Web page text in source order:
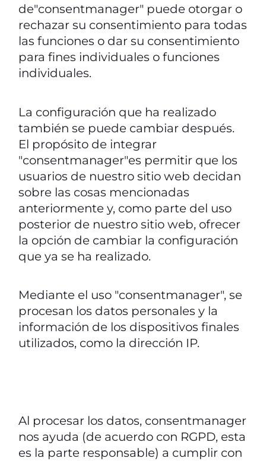
de"consentmanager" puede otorgar o
rechazar su consentimiento para todas
las funciones o dar su consentimiento
para fines individuales o funciones
individuales.
La configuración que ha realizado
también se puede cambiar después.
El propósito de integrar
"consentmanager"es permitir que los
usuarios de nuestro sitio web decidan
sobre las cosas mencionadas
anteriormente y, como parte del uso
posterior de nuestro sitio web, ofrecer
la opción de cambiar la configuración
que ya se ha realizado.
Mediante el uso "consentmanager", se
procesan los datos personales y la
información de los dispositivos finales
utilizados, como la dirección IP.
Al procesar los datos, consentmanager
nos ayuda (de acuerdo con RGPD, esta
es la parte responsable) a cumplir con